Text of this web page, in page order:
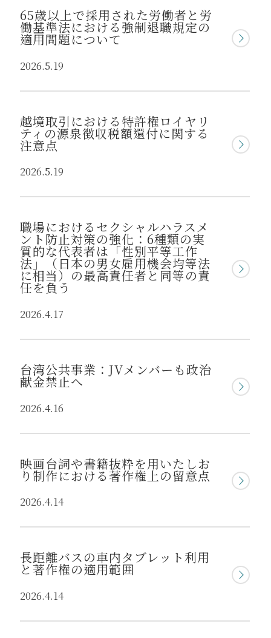
65歳以上で採用された労働者と労
働基準法における強制退職規定の
適用問題について
2026.5.19
越境取引における特許権ロイヤリ
ティの源泉徴収税額還付に関する
注意点
2026.5.19
職場におけるセクシャルハラスメ
ント防止対策の強化：6種類の実
質的な代表者は「性別平等工作
法」（日本の男女雇用機会均等法
に相当）の最高責任者と同等の責
任を負う
2026.4.17
台湾公共事業：JVメンバーも政治
献金禁止へ
2026.4.16
映画台詞や書籍抜粋を用いたしお
り制作における著作権上の留意点
2026.4.14
長距離バスの車内タブレット利用
と著作権の適用範囲
2026.4.14